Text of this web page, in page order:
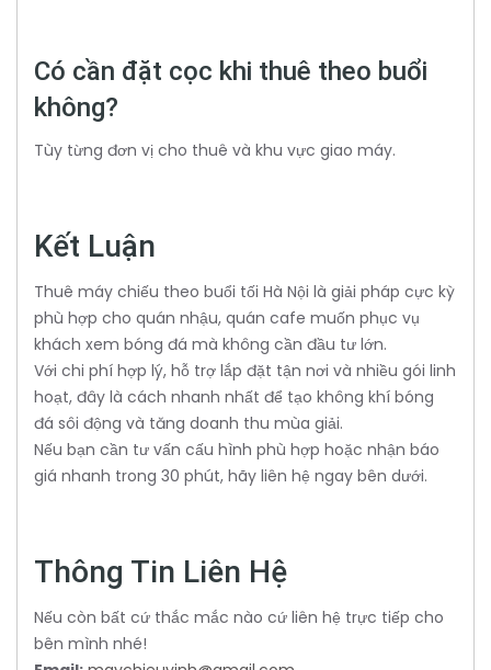
Có cần đặt cọc khi thuê theo buổi
không?
Tùy từng đơn vị cho thuê và khu vực giao máy.
Kết Luận
Thuê máy chiếu theo buổi tối Hà Nội là giải pháp cực kỳ
phù hợp cho quán nhậu, quán cafe muốn phục vụ
khách xem bóng đá mà không cần đầu tư lớn.
Với chi phí hợp lý, hỗ trợ lắp đặt tận nơi và nhiều gói linh
hoạt, đây là cách nhanh nhất để tạo không khí bóng
đá sôi động và tăng doanh thu mùa giải.
Nếu bạn cần tư vấn cấu hình phù hợp hoặc nhận báo
giá nhanh trong 30 phút, hãy liên hệ ngay bên dưới.
Thông Tin Liên Hệ
Nếu còn bất cứ thắc mắc nào cứ liên hệ trực tiếp cho
bên mình nhé!